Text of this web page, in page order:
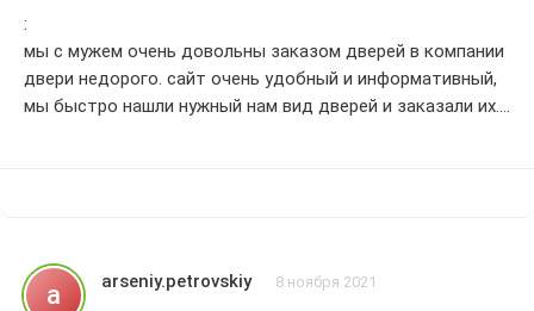
:
мы с мужем очень довольны заказом дверей в компании
двери недорого. сайт очень удобный и информативный,
мы быстро нашли нужный нам вид дверей и заказали их.
рекомендуем компанию двери недорого всем нашим
знакомым и друзьям. спасибо за отличный сервис и
a arseniy.petrovskiy 8 ноября 2021